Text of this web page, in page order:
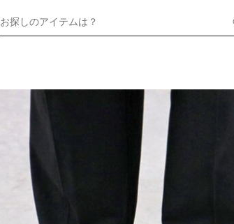
お探しのアイテムは？